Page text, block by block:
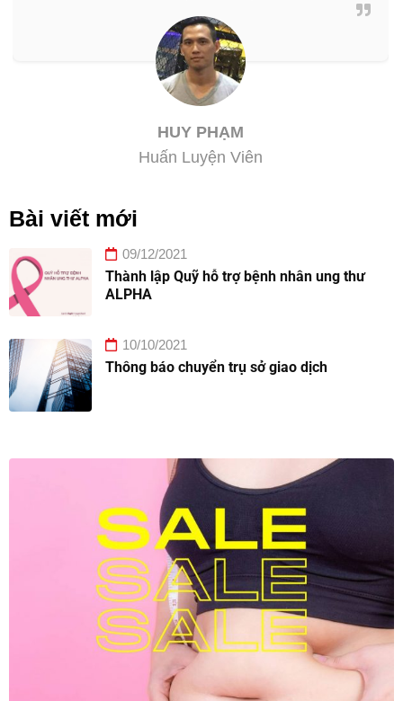
HUY PHẠM
Huấn Luyện Viên
Bài viết mới
09/12/2021
Thành lập Quỹ hỗ trợ bệnh nhân ung thư
ALPHA
10/10/2021
Thông báo chuyển trụ sở giao dịch